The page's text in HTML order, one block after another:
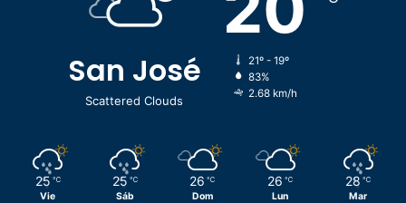
San José
Scattered Clouds
21º - 19º
83%
2.68 km/h
25 ℃
Vie
25 ℃
Sáb
26 ℃
Dom
26 ℃
Lun
28 ℃
Mar